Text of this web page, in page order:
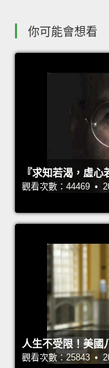
你可能會想看
『求知若渴，虛
觀看次數：44469 •
人生不受限！美國
觀看次數：25843 •